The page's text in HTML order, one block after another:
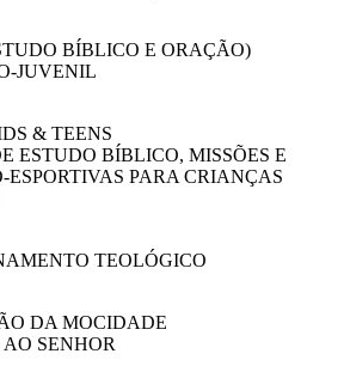
BÍBLICO E ORAÇÃO)
JUVENIL
& TEENS
ESTUDO BÍBLICO, MISSÕES E
PARA CRIANÇAS
TEOLÓGICO
DA MOCIDADE
SENHOR